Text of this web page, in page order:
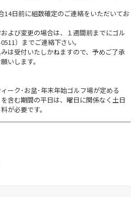
14日前に組数確定のご連絡をいただいてお
よび変更の場合は、１週間前までにゴル
）までご連絡下さい。
は受付いたしかねますので、予めご了承
いします。
ーク･お盆･年末年始ゴルフ場が定める
を含む期間の平日は、曜日に関係なく土日
が必要です。